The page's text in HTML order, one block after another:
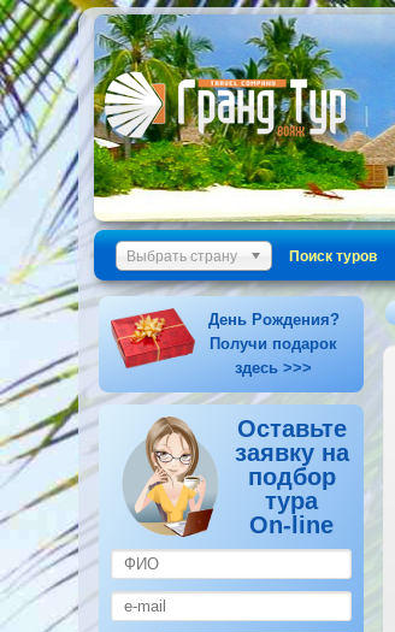
Выбрать страну Поиск туров
День Рождения?
Получи подарок
здесь >>>
Оставьте
заявку на
подбор
тура
On-line